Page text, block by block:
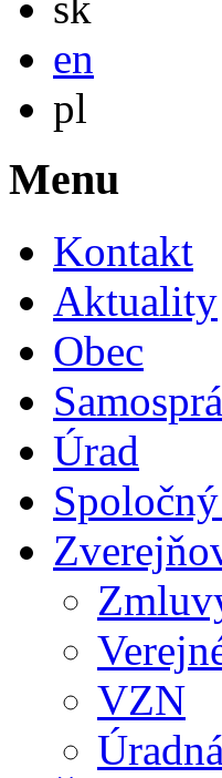
en
pl
Menu
Kontakt
Aktuality
Obec
Úrad
VZN